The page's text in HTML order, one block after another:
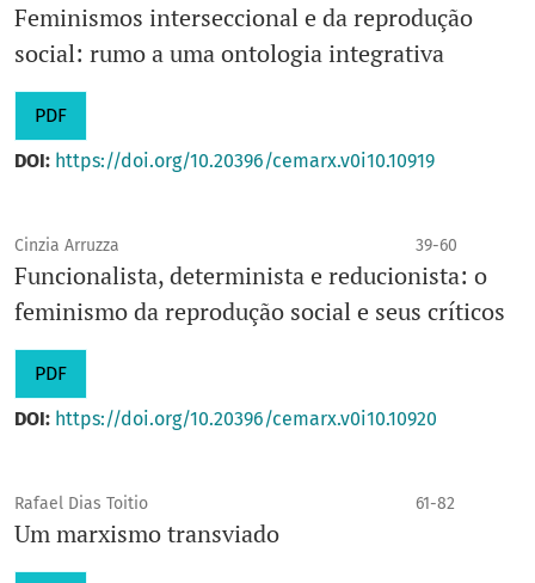
Feminismos interseccional e da reprodução
social: rumo a uma ontologia integrativa
PDF
DOI: https://doi.org/10.20396/cemarx.v0i10.10919
Cinzia Arruzza 39-60
Funcionalista, determinista e reducionista: o
feminismo da reprodução social e seus críticos
PDF
DOI: https://doi.org/10.20396/cemarx.v0i10.10920
Rafael Dias Toitio 61-82
Um marxismo transviado